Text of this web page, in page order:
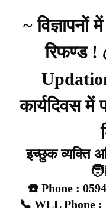
~
रिफण्ड !
कार्यदिवस में
इच्छुक व्यक्ति
☎️ Phone :
📞 WLL Phone :